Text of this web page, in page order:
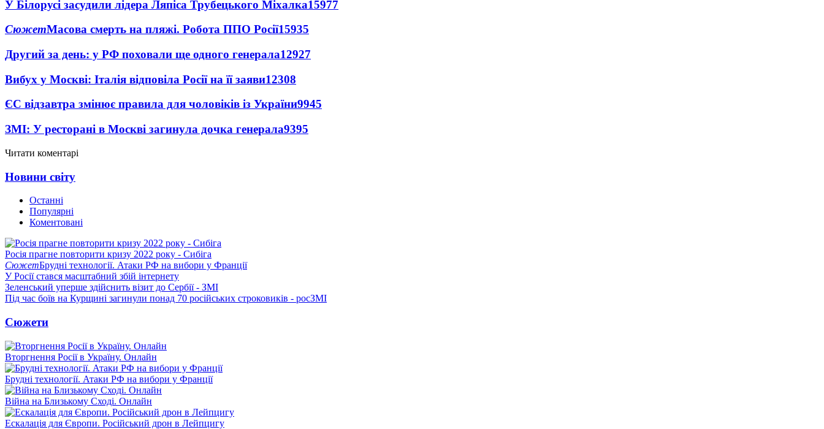
У Білорусі засудили лідера Ляпіса Трубецького Міхалка15977
СюжетМасова смерть на пляжі. Робота ППО Росії15935
Другий за день: у РФ поховали ще одного генерала12927
Вибух у Москві: Італія відповіла Росії на її заяви12308
ЄС відзавтра змінює правила для чоловіків із України9945
ЗМІ: У ресторані в Москві загинула дочка генерала9395
Читати коментарі
Новини світу
Останні
Популярні
Коментовані
Росія прагне повторити кризу 2022 року - Сибіга
СюжетБрудні технології. Атаки РФ на вибори у Франції
У Росії стався масштабний збій інтернету
Зеленський уперше здійснить візит до Сербії - ЗМІ
Під час боїв на Курщині загинули понад 70 російських строковиків - росЗМІ
Сюжети
Вторгнення Росії в Україну. Онлайн
Брудні технології. Атаки РФ на вибори у Франції
Війна на Близькому Сході. Онлайн
Ескалація для Європи. Російський дрон в Лейпцигу